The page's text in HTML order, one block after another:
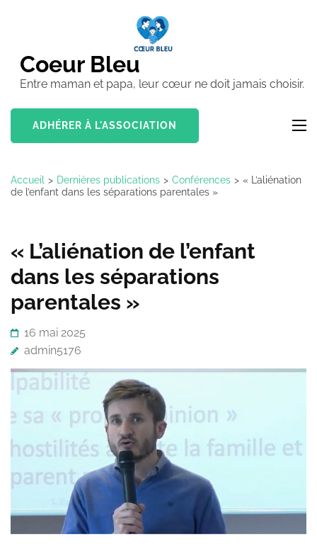
(Pressez
Entrée)
Coeur Bleu
Entre maman et papa, leur cœur ne doit jamais choisir.
ADHÉRER À L'ASSOCIATION
Accueil > Dernières publications > Conférences > « L’aliénation
de l’enfant dans les séparations parentales »
« L’aliénation de l’enfant
dans les séparations
parentales »
16 mai 2025
admin5176